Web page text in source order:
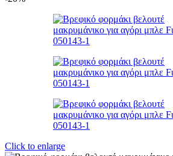
Click to enlarge